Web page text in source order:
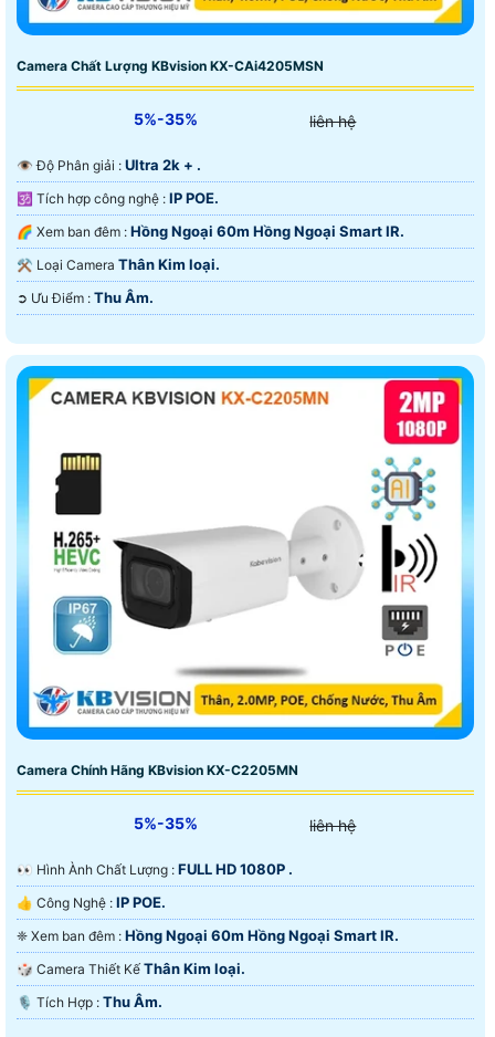
Camera Chất Lượng KBvision KX-CAi4205MSN
5%-35% liên hệ
👁 Độ Phân giải : Ultra 2k + .
🕉️ Tích hợp công nghệ : IP POE.
🌈 Xem ban đêm : Hồng Ngoại 60m Hồng Ngoại Smart IR.
⚒ Loại Camera Thân Kim loại.
️➲ Ưu Điểm : Thu Âm.
Camera Chính Hãng KBvision KX-C2205MN
5%-35% liên hệ
️👀 Hình Ành Chất Lượng : FULL HD 1080P .
👍 Công Nghệ : IP POE.
❈ Xem ban đêm : Hồng Ngoại 60m Hồng Ngoại Smart IR.
🎲 Camera Thiết Kế Thân Kim loại.
️🎙 Tích Hợp : Thu Âm.